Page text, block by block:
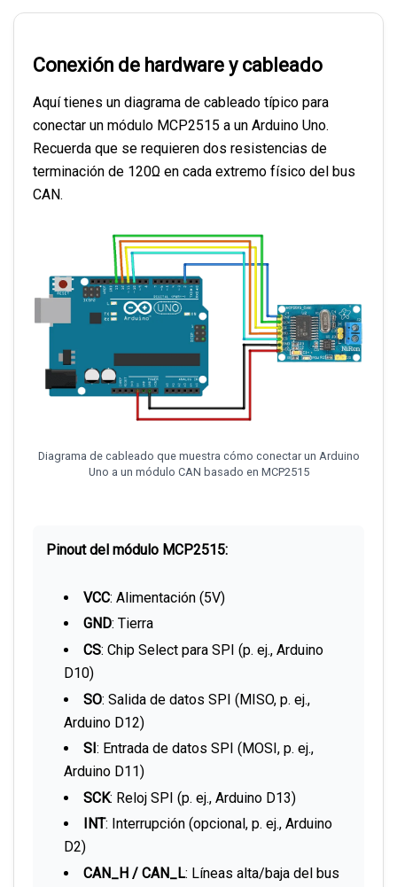
Conexión de hardware y cableado
Aquí tienes un diagrama de cableado típico para
conectar un módulo MCP2515 a un Arduino Uno.
Recuerda que se requieren dos resistencias de
terminación de 120Ω en cada extremo físico del bus
CAN.
Diagrama de cableado que muestra cómo conectar un Arduino
Uno a un módulo CAN basado en MCP2515
Pinout del módulo MCP2515:
VCC: Alimentación (5V)
GND: Tierra
CS: Chip Select para SPI (p. ej., Arduino
D10)
SO: Salida de datos SPI (MISO, p. ej.,
Arduino D12)
SI: Entrada de datos SPI (MOSI, p. ej.,
Arduino D11)
SCK: Reloj SPI (p. ej., Arduino D13)
INT: Interrupción (opcional, p. ej., Arduino
D2)
CAN_H / CAN_L: Líneas alta/baja del bus